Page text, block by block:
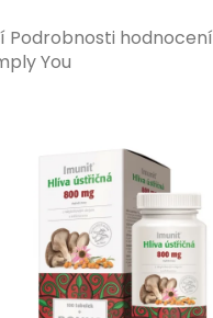
Podrobnosti hodnocení
You